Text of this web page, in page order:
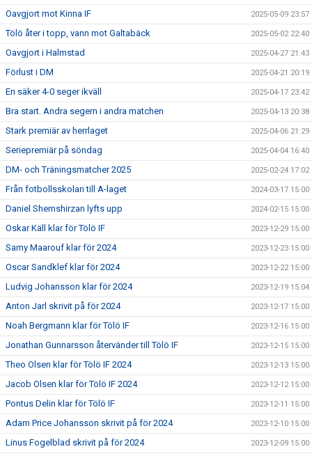
Oavgjort mot Kinna IF 2025-05-09 23:57
Tölö åter i topp, vann mot Galtabäck 2025-05-02 22:40
Oavgjort i Halmstad 2025-04-27 21:43
Förlust i DM 2025-04-21 20:19
En säker 4-0 seger ikväll 2025-04-17 23:42
Bra start. Andra segern i andra matchen 2025-04-13 20:38
Stark premiär av herrlaget 2025-04-06 21:29
Seriepremiär på söndag 2025-04-04 16:40
DM- och Träningsmatcher 2025 2025-02-24 17:02
Från fotbollsskolan till A-laget 2024-03-17 15:00
Daniel Shemshirzan lyfts upp 2024-02-15 15:00
Oskar Käll klar för Tölö IF 2023-12-29 15:00
Samy Maarouf klar för 2024 2023-12-23 15:00
Oscar Sandklef klar för 2024 2023-12-22 15:00
Ludvig Johansson klar för 2024 2023-12-19 15:04
Anton Jarl skrivit på för 2024 2023-12-17 15:00
Noah Bergmann klar för Tölö IF 2023-12-16 15:00
Jonathan Gunnarsson återvänder till Tölö IF 2023-12-15 15:00
Theo Olsen klar för Tölö IF 2024 2023-12-13 15:00
Jacob Olsen klar för Tölö IF 2024 2023-12-12 15:00
Pontus Delin klar för Tölö IF 2023-12-11 15:00
Adam Price Johansson skrivit på för 2024 2023-12-10 15:00
Linus Fogelblad skrivit på för 2024 2023-12-09 15:00